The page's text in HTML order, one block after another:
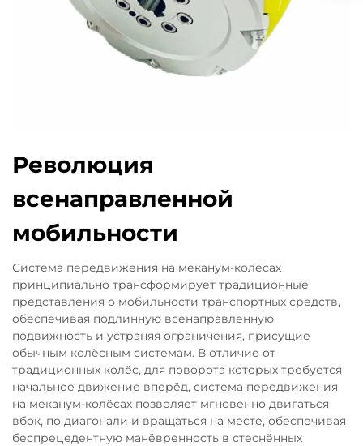
Революция
всенаправленной
мобильности
Система передвижения на меканум-колёсах
принципиально трансформирует традиционные
представления о мобильности транспортных средств,
обеспечивая подлинную всенаправленную
подвижность и устраняя ограничения, присущие
обычным колёсным системам. В отличие от
традиционных колёс, для поворота которых требуется
начальное движение вперёд, система передвижения
на меканум-колёсах позволяет мгновенно двигаться
вбок, по диагонали и вращаться на месте, обеспечивая
беспрецедентную манёвренность в стеснённых